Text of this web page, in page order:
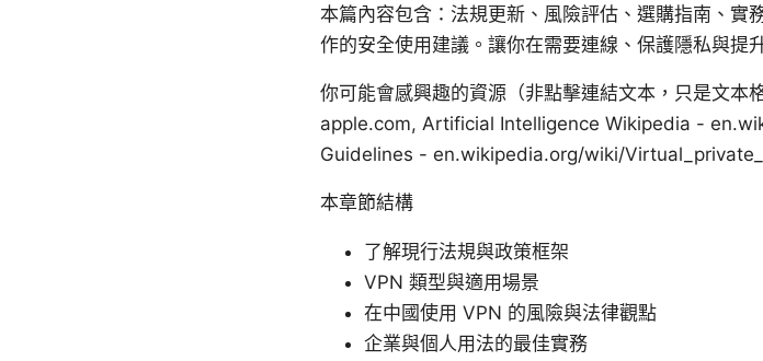
本篇內容包含：法規更新、風險評估、選購指南、實
作的安全使用建議。讓你在需要連線、保護隱私與提
你可能會感興趣的資源（非點擊連結文本，只是文
apple.com, Artificial Intelligence Wikipedia -
Guidelines - en.wikipedia.org/wiki/
本章節結構
了解現行法規與政策框架
VPN 類型與適用場景
在中國使用 VPN 的風險與法律觀點
企業與個人用法的最佳實務